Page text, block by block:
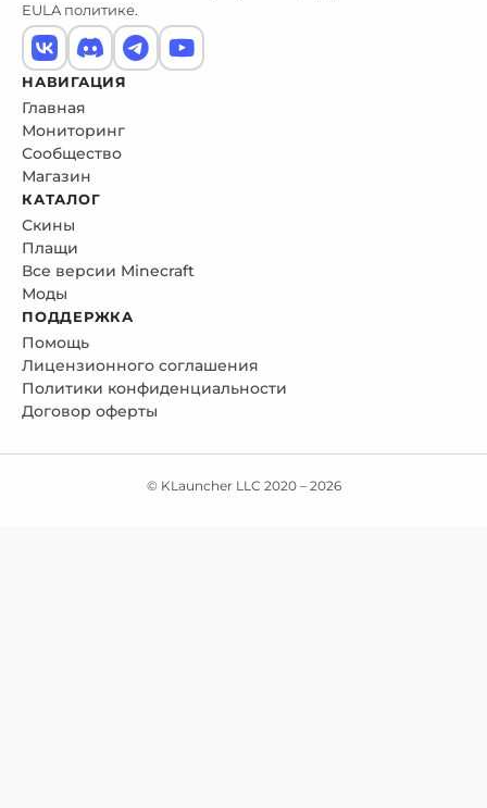
EULA политике.
НАВИГАЦИЯ
Главная
Мониторинг
Сообщество
Магазин
КАТАЛОГ
Скины
Плащи
Все версии Minecraft
Моды
ПОДДЕРЖКА
Помощь
Лицензионного соглашения
Политики конфиденциальности
Договор оферты
© KLauncher LLC 2020 – 2026